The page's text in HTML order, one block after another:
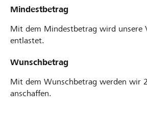
Mindestbetrag
Mit dem Mindestbetrag wird unsere
entlastet.
Wunschbetrag
Mit dem Wunschbetrag werden wir
anschaffen.